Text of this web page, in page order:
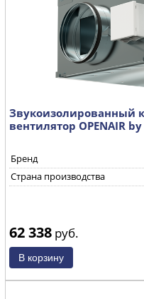
Звукоизолированный
вентилятор OPENAIR
Бренд
Страна производства
62 338 руб.